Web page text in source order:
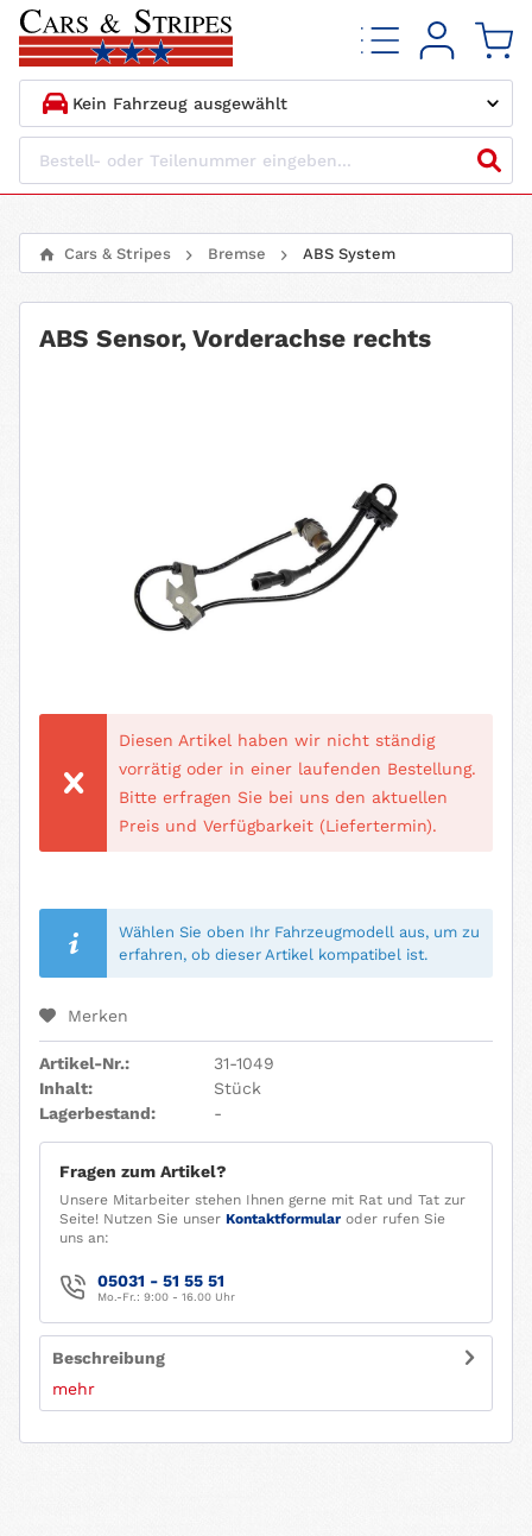
1. HERSTELLER
4. MOTORTYP
Cars & Stripes Bremse ABS System
ABS Sensor, Vorderachse rechts
Diesen Artikel haben wir nicht ständig
vorrätig oder in einer laufenden Bestellung.
Bitte erfragen Sie bei uns den aktuellen
Preis und Verfügbarkeit (Liefertermin).
Wählen Sie oben Ihr Fahrzeugmodell aus, um zu
erfahren, ob dieser Artikel kompatibel ist.
Merken
Artikel-Nr.:
31-1049
Inhalt:
Stück
Lagerbestand:
-
Fragen zum Artikel?
Unsere Mitarbeiter stehen Ihnen gerne mit Rat und Tat zur
Seite! Nutzen Sie unser Kontaktformular oder rufen Sie
uns an:
05031 - 51 55 51
Mo.-Fr.: 9:00 - 16.00 Uhr
Beschreibung
mehr